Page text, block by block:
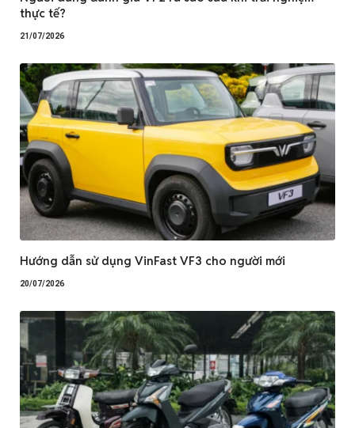
thực tế?
21/07/2026
Hướng dẫn sử dụng VinFast VF3 cho người mới
20/07/2026